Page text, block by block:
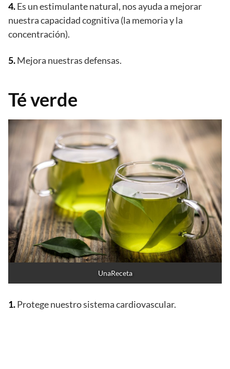
4.Es un estimulante natural, nos ayuda a mejorar
nuestra capacidad cognitiva (la memoria y la
concentración).
5.Mejora nuestras defensas.
Té verde
UnaReceta
1.Protege nuestro sistema cardiovascular.